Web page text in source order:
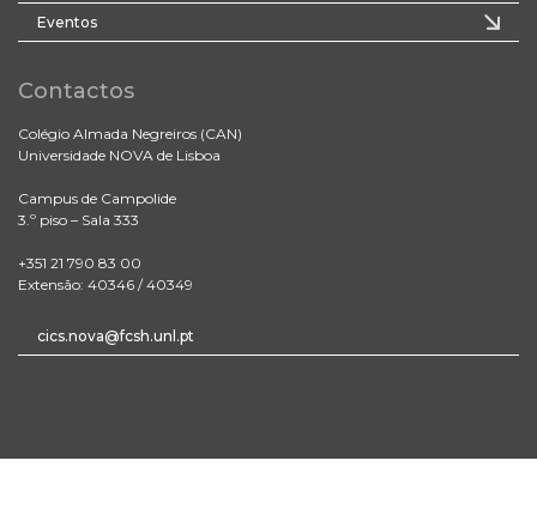
Eventos
Contactos
Colégio Almada Negreiros (CAN)
Universidade NOVA de Lisboa
Campus de Campolide
3.º piso – Sala 333
+351 21 790 83 00
Extensão: 40346 / 40349
cics.nova@fcsh.unl.pt